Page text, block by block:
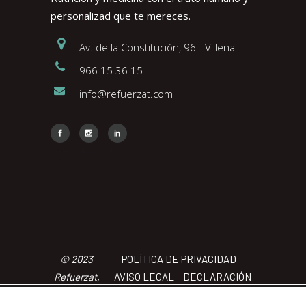
personalizad que te mereces.
Av. de la Constitución, 96 - Villena
966 15 36 15
info@refuerzat.com
© 2023
Refuerzat,
POLÍTICA DE PRIVACIDAD
AVISO LEGAL
DECLARACIÓN